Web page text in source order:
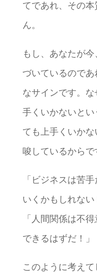
てであれ、その
ん。
もし、あなたが
づいているので
なサインです。
手くいかないと
ても上手くいか
唆しているからで
「ビジネスは苦
いくかもしれない
「人間関係は不
できるはずだ！」
このように考え